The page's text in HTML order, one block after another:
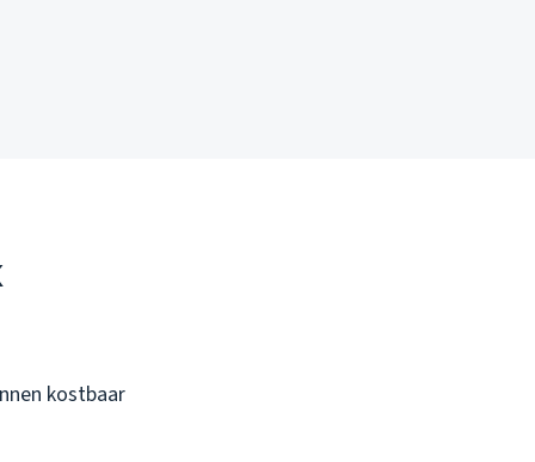
kostbaar